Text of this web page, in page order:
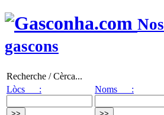
gascons
Recherche / Cèrca...
Lòcs :
Noms :